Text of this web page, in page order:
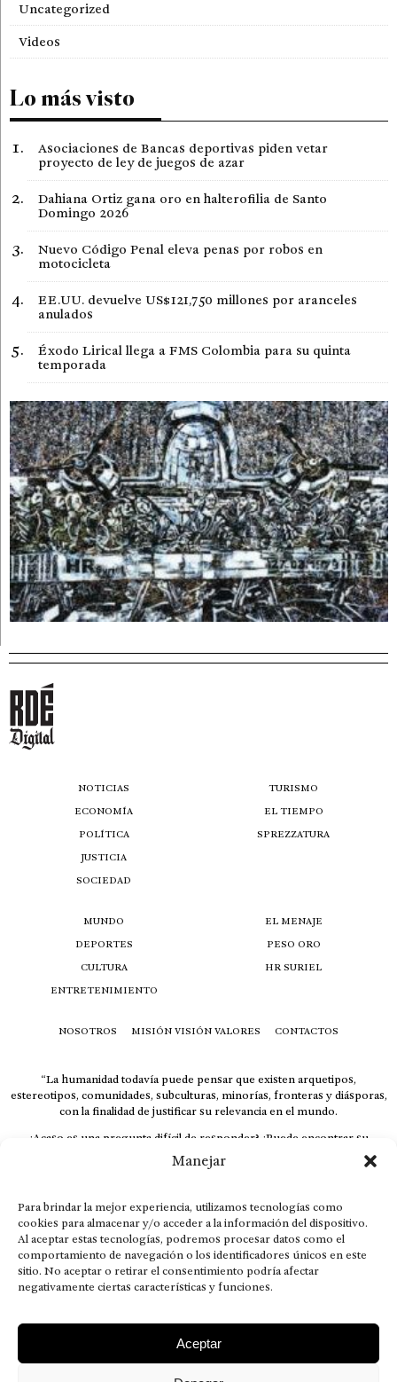
Manejar
Para brindar la mejor experiencia, utilizamos tecnologías como
cookies para almacenar y/o acceder a la información del dispositivo.
Al aceptar estas tecnologías, podremos procesar datos como el
comportamiento de navegación o los identificadores únicos en este
sitio. No aceptar o retirar el consentimiento podría afectar
negativamente ciertas características y funciones.
Aceptar
Uncategorized
Videos
Lo más visto
Asociaciones de Bancas deportivas piden vetar
proyecto de ley de juegos de azar
Dahiana Ortiz gana oro en halterofilia de Santo
Domingo 2026
Nuevo Código Penal eleva penas por robos en
motocicleta
EE.UU. devuelve US$121,750 millones por aranceles
anulados
Éxodo Lirical llega a FMS Colombia para su quinta
temporada
NOTICIAS
ECONOMÍA
POLÍTICA
JUSTICIA
SOCIEDAD
TURISMO
EL TIEMPO
SPREZZATURA
MUNDO
DEPORTES
CULTURA
ENTRETENIMIENTO
EL MENAJE
PESO ORO
HR SURIEL
NOSOTROS MISIÓN VISIÓN VALORES CONTACTOS
“La humanidad todavía puede pensar que existen arquetipos,
estereotipos, comunidades, subculturas, minorías, fronteras y diásporas,
con la finalidad de justificar su relevancia en el mundo.
¿Acaso es una pregunta difícil de responder? ¿Puede encontrar su
respuesta al instante, otorgando al receptor cuestionado espacio y
velocidad suficiente para responder correctamente? De no ser así, el que
El concepto de familia no está limitado exclusivamente a la sangre; seres
que surgen en nuestro diario vivir suelen pesar más que los
emparentados. Más bien, el apego de estas dos versiones de seres
queridos mueve ideales provenientes de sus vivencias.
This is for nuestra gente.” – HRSuriel